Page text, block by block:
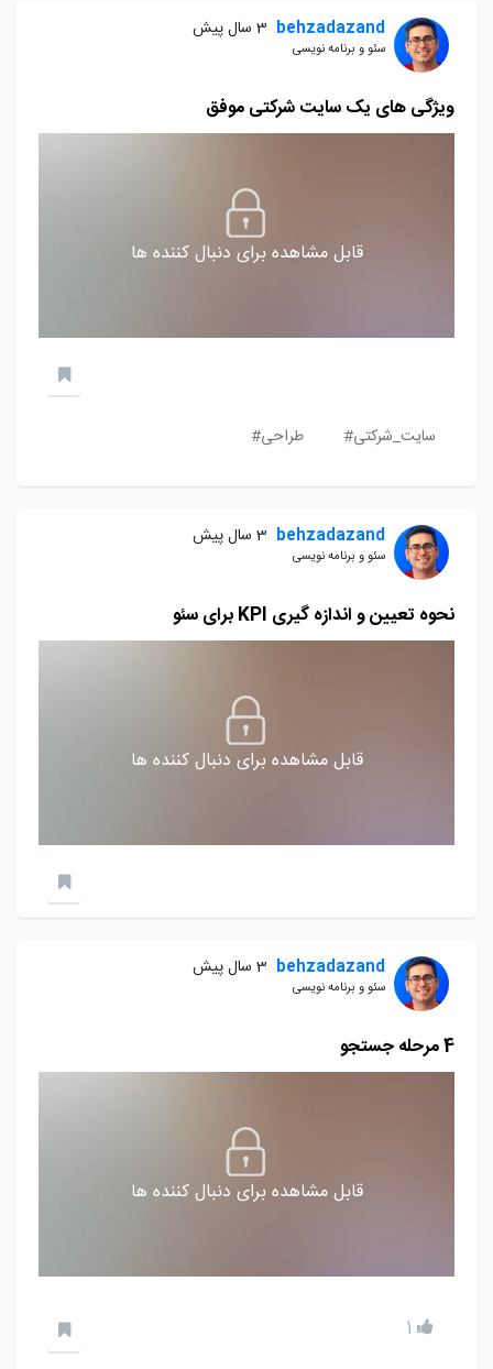
behzadazand 3 سال پیش
سئو و برنامه نویسی
ویژگی های یک سایت شرکتی موفق
قابل مشاهده برای دنبال کننده ها
سایت_شرکتی# طراحی#
behzadazand 3 سال پیش
سئو و برنامه نویسی
نحوه تعیین و اندازه گیری KPI برای سئو
قابل مشاهده برای دنبال کننده ها
behzadazand 3 سال پیش
سئو و برنامه نویسی
4 مرحله جستجو
قابل مشاهده برای دنبال کننده ها
1